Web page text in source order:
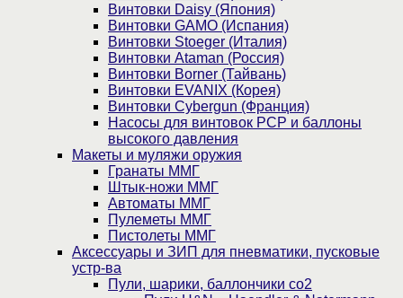
Винтовки Daisy (Япония)
Винтовки GAMO (Испания)
Винтовки Stoeger (Италия)
Винтовки Ataman (Россия)
Винтовки Borner (Тайвань)
Винтовки EVANIX (Корея)
Винтовки Cybergun (Франция)
Насосы для винтовок PCP и баллоны
высокого давления
Макеты и муляжи оружия
Гранаты ММГ
Штык-ножи ММГ
Автоматы ММГ
Пулеметы ММГ
Пистолеты ММГ
Аксессуары и ЗИП для пневматики, пусковые
устр-ва
Пули, шарики, баллончики со2